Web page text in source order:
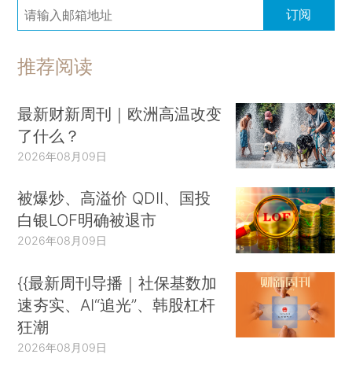
订阅
推荐阅读
最新财新周刊｜欧洲高温改变
了什么？
2026年08月09日
被爆炒、高溢价 QDII、国投
白银LOF明确被退市
2026年08月09日
{{最新周刊导播｜社保基数加
速夯实、AI“追光”、韩股杠杆
狂潮
2026年08月09日